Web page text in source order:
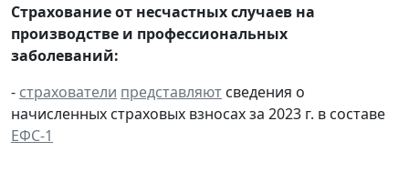
Страхование от несчастных случаев на
производстве и профессиональных
заболеваний:
- страхователи представляют сведения о
начисленных страховых взносах за 2023 г. в составе
ЕФС-1